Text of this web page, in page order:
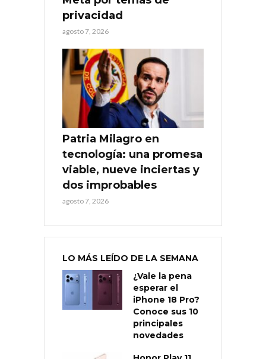
privacidad
agosto 7, 2026
Patria Milagro en
tecnología: una promesa
viable, nueve inciertas y
dos improbables
agosto 7, 2026
LO MÁS LEÍDO DE LA SEMANA
¿Vale la pena
esperar el
iPhone 18 Pro?
Conoce sus 10
principales
novedades